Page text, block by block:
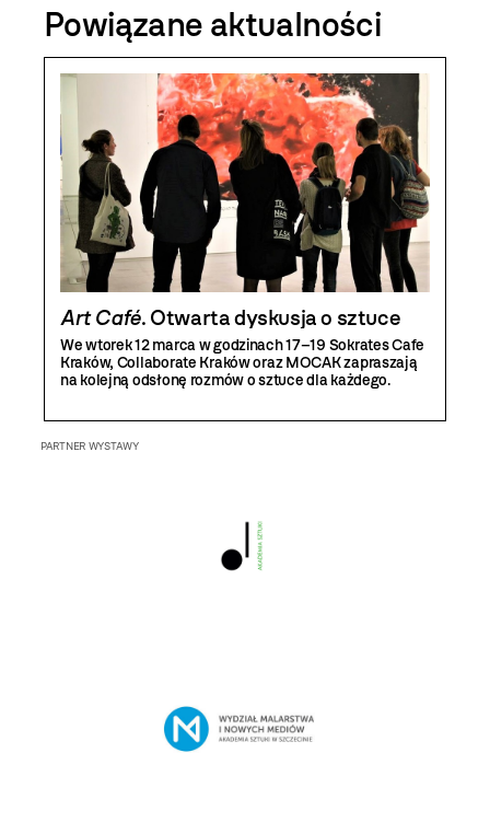
Powiązane aktualności
Art Café. Otwarta dyskusja o sztuce
We wtorek 12 marca w godzinach 17–19 Sokrates Cafe
Kraków, Collaborate Kraków oraz MOCAK zapraszają
na kolejną odsłonę rozmów o sztuce dla każdego.
PARTNER WYSTAWY